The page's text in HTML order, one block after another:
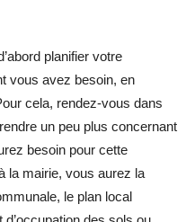
planifier votre
vous avez besoin, en
cela, rendez-vous dans
un peu plus concernant
besoin pour cette
la mairie, vous aurez la
le plan local